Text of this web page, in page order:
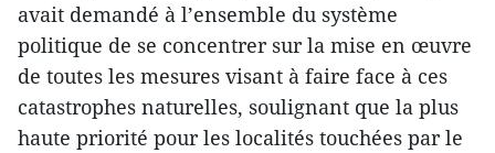
avait demandé à l’ensemble du système
politique de se concentrer sur la mise en œuvre
de toutes les mesures visant à faire face à ces
catastrophes naturelles, soulignant que la plus
haute priorité pour les localités touchées par le